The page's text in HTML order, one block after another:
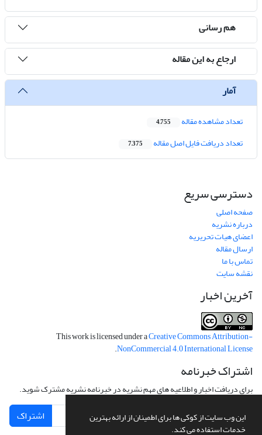
این وب سایت از کوکی ها برای اطمینان از ارائه بهترین
خدمات استفاده می کند.
هم رسانی
ارجاع به این مقاله
آمار
تعداد مشاهده مقاله 4,755
تعداد دریافت فایل اصل مقاله 7,375
دسترسی سریع
صفحه اصلی
درباره نشریه
اعضای هیات تحریریه
ارسال مقاله
تماس با ما
نقشه سایت
آخرین اخبار
This work is licensed under aCreative Commons Attribution-
NonCommercial 4.0 International License
.
اشتراک خبرنامه
برای دریافت اخبار و اطلاعیه های مهم نشریه در خبرنامه نشریه مشترک شوید.
اشتراک